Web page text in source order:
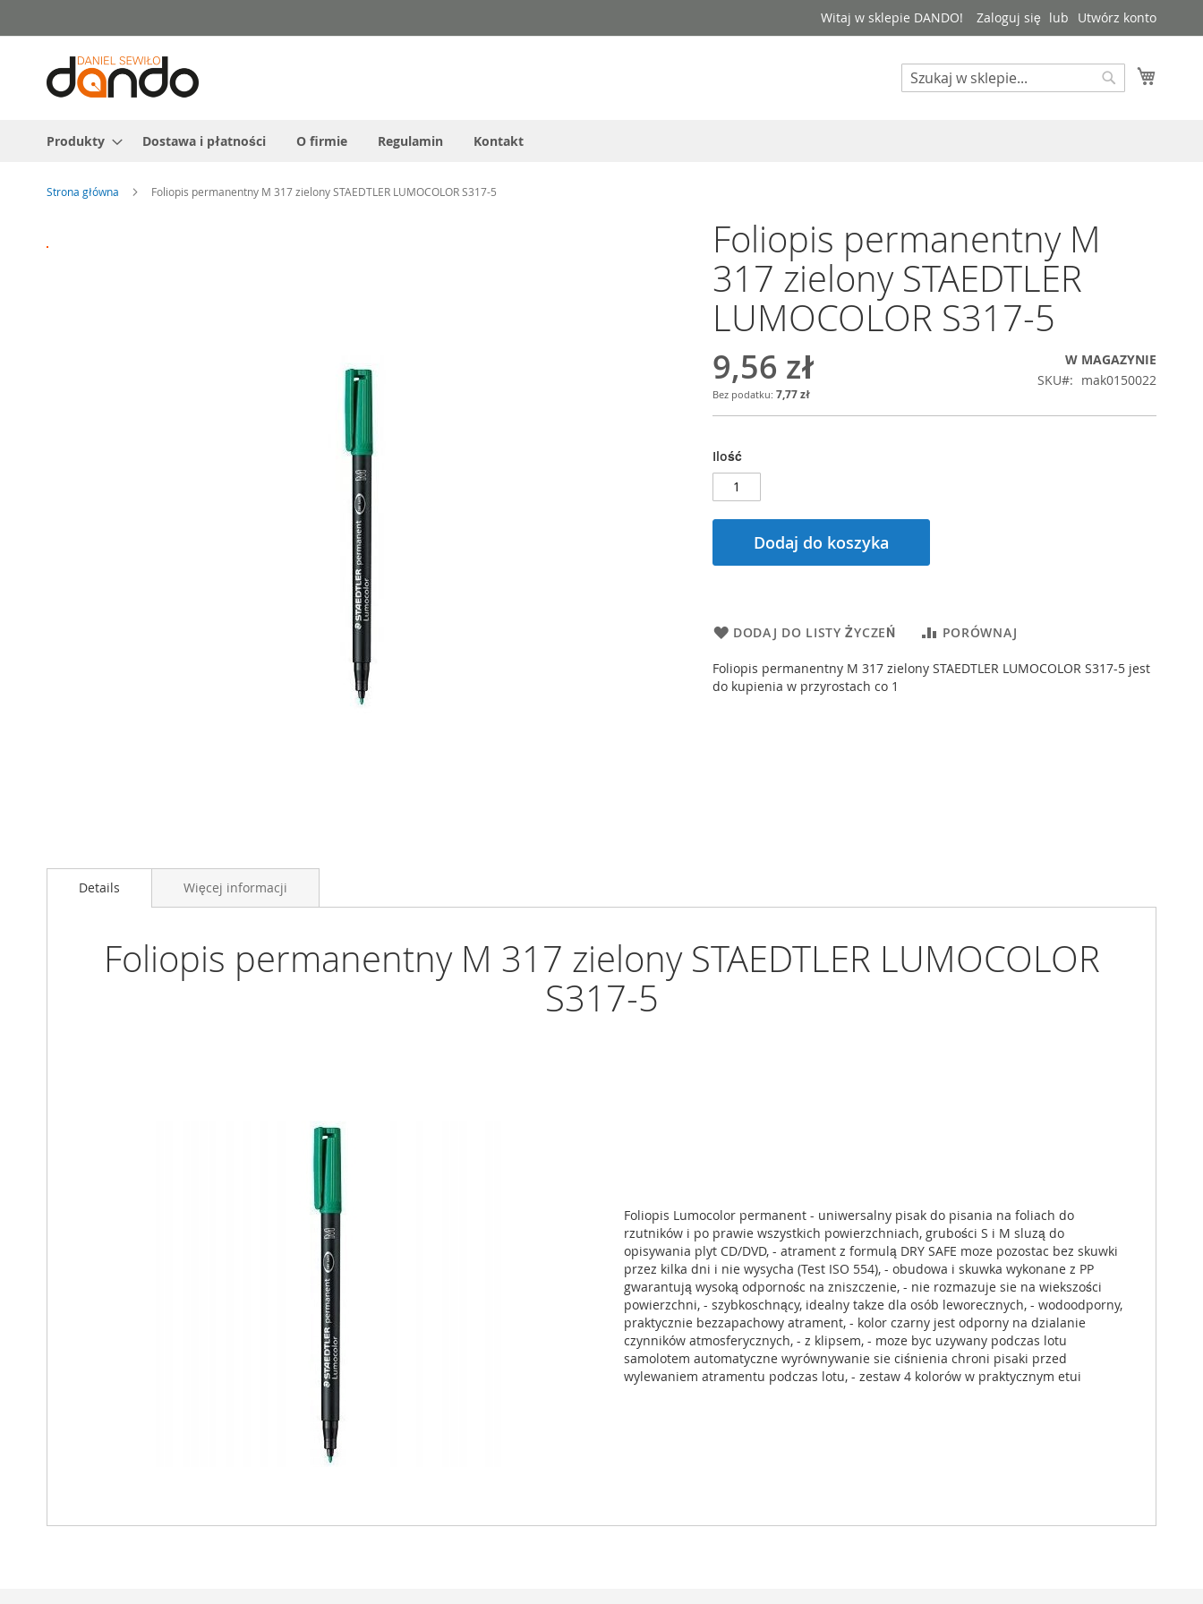
do
treści
Witaj w sklepie DANDO! Zaloguj się Utwórz konto
Search
Produkty Dostawa i płatności O firmie Regulamin Kontakt
Strona główna Foliopis permanentny M 317 zielony STAEDTLER LUMOCOLOR S317-5
na
na
początek
Foliopis permanentny M
317 zielony STAEDTLER
LUMOCOLOR S317-5
9,56 zł
7,77 zł
W MAGAZYNIE
SKU
mak0150022
Ilość
Dodaj do koszyka
DODAJ DO LISTY ŻYCZEŃ PORÓWNAJ
Foliopis permanentny M 317 zielony STAEDTLER LUMOCOLOR S317-5 jest
do kupienia w przyrostach co 1
Details
Foliopis permanentny M 317 zielony STAEDTLER LUMOCOLOR
S317-5
Foliopis Lumocolor permanent - uniwersalny pisak do pisania na foliach do
rzutników i po prawie wszystkich powierzchniach, grubości S i M sluzą do
opisywania plyt CD/DVD, - atrament z formulą DRY SAFE moze pozostac bez skuwki
przez kilka dni i nie wysycha (Test ISO 554), - obudowa i skuwka wykonane z PP
gwarantują wysoką odpornośc na zniszczenie, - nie rozmazuje sie na wiekszości
powierzchni, - szybkoschnący, idealny takze dla osób leworecznych, - wodoodporny,
praktycznie bezzapachowy atrament, - kolor czarny jest odporny na dzialanie
czynników atmosferycznych, - z klipsem, - moze byc uzywany podczas lotu
samolotem automatyczne wyrównywanie sie ciśnienia chroni pisaki przed
wylewaniem atramentu podczas lotu, - zestaw 4 kolorów w praktycznym etui
Więcej informacji